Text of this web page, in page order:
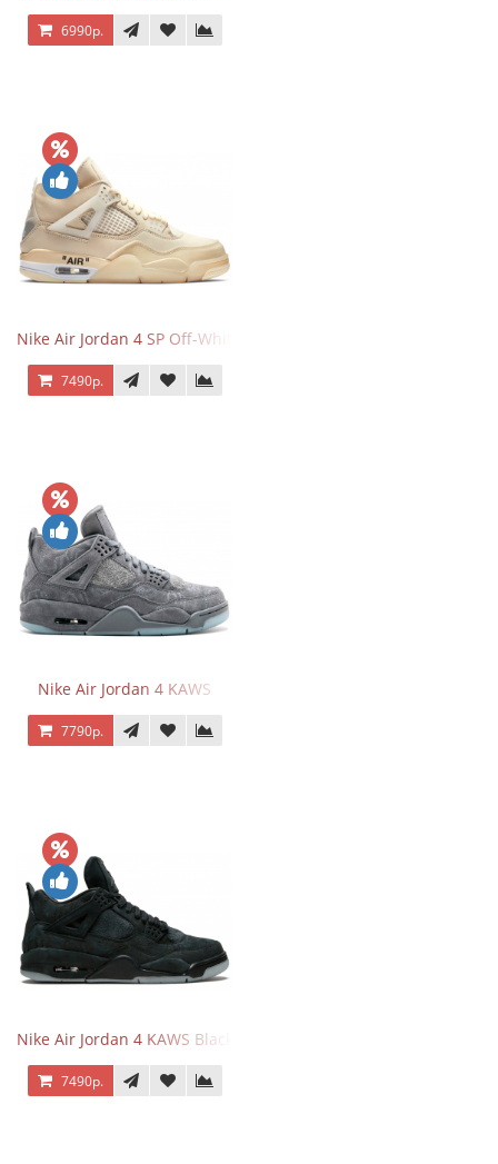
6990р.
Nike Air Jordan 4 SP Off-White Sail
7490р.
Nike Air Jordan 4 KAWS
7790р.
Nike Air Jordan 4 KAWS Black
7490р.